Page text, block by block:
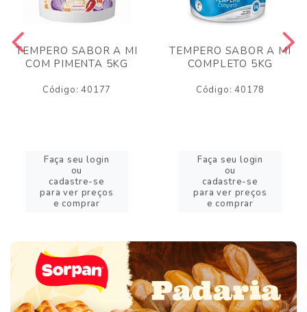
TEMPERO SABOR A MI
COM PIMENTA 5KG
Código: 40177
Faça seu login
ou
cadastre-se
para ver preços
e comprar
TEMPERO SABOR A MI
COMPLETO 5KG
Código: 40178
Faça seu login
ou
cadastre-se
para ver preços
e comprar